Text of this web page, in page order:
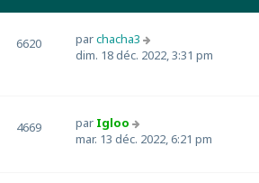
6620 parchacha3
dim. 18 déc. 2022, 3:31 pm
4669 par Igloo
mar. 13 déc. 2022, 6:21 pm